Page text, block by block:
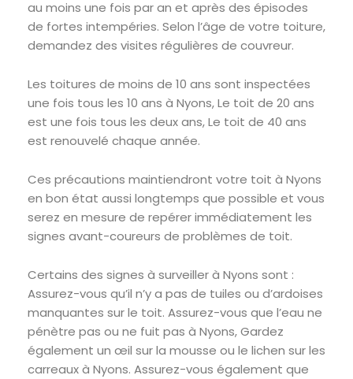
au moins une fois par an et après des épisodes
de fortes intempéries. Selon l’âge de votre toiture,
demandez des visites régulières de couvreur.
Les toitures de moins de 10 ans sont inspectées
une fois tous les 10 ans à Nyons, Le toit de 20 ans
est une fois tous les deux ans, Le toit de 40 ans
est renouvelé chaque année.
Ces précautions maintiendront votre toit à Nyons
en bon état aussi longtemps que possible et vous
serez en mesure de repérer immédiatement les
signes avant-coureurs de problèmes de toit.
Certains des signes à surveiller à Nyons sont :
Assurez-vous qu’il n’y a pas de tuiles ou d’ardoises
manquantes sur le toit. Assurez-vous que l’eau ne
pénètre pas ou ne fuit pas à Nyons, Gardez
également un œil sur la mousse ou le lichen sur les
carreaux à Nyons. Assurez-vous également que